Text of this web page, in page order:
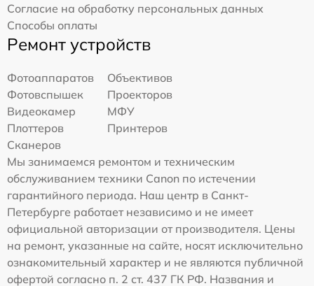
Согласие на обработку персональных данных
Способы оплаты
Ремонт устройств
Фотоаппаратов
Объективов
Фотовспышек
Проекторов
Видеокамер
МФУ
Плоттеров
Принтеров
Сканеров
Мы занимаемся ремонтом и техническим
обслуживанием техники Canon по истечении
гарантийного периода. Наш центр в Санкт-
Петербурге работает независимо и не имеет
официальной авторизации от производителя. Цены
на ремонт, указанные на сайте, носят исключительно
ознакомительный характер и не являются публичной
офертой согласно п. 2 ст. 437 ГК РФ. Названия и